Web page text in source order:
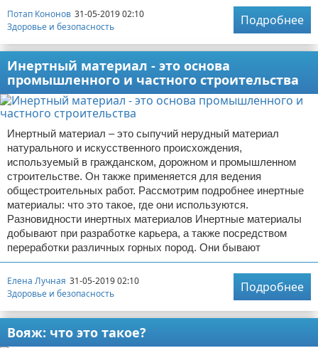
Потап Кононов 31-05-2019 02:10
Здоровье и безопасность
Подробнее
Инертный материал - это основа
промышленного и частного строительства
Инертный материал – это сыпучий нерудный материал
натурального и искусственного происхождения,
используемый в гражданском, дорожном и промышленном
строительстве. Он также применяется для ведения
общестроительных работ. Рассмотрим подробнее инертные
материалы: что это такое, где они используются.
Разновидности инертных материалов Инертные материалы
добывают при разработке карьера, а также посредством
переработки различных горных пород. Они бывают
Елена Лучная 31-05-2019 02:10
Здоровье и безопасность
Подробнее
Вояж: что это такое?